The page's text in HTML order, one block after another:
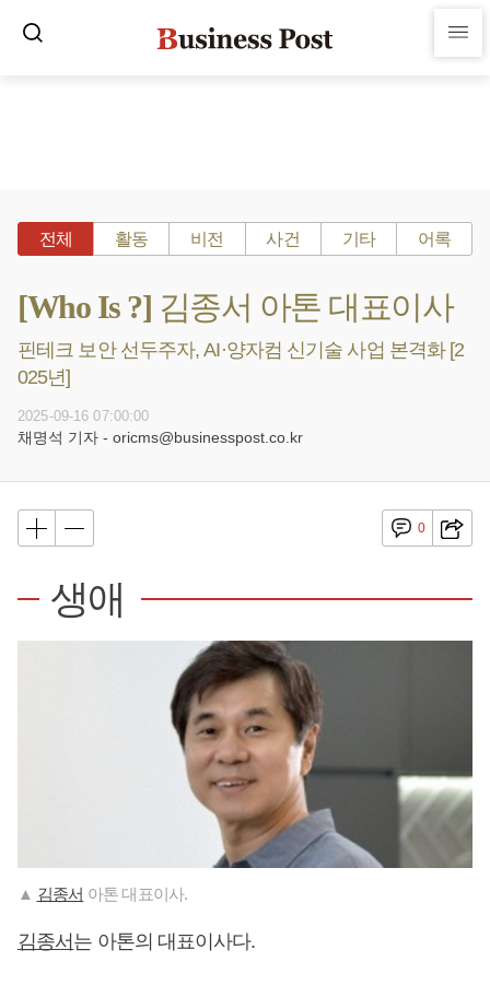
전체 활동 비전 사건 기타 어록
[Who Is ?] 김종서 아톤 대표이사
핀테크 보안 선두주자, AI·양자컴 신기술 사업 본격화 [2
025년]
2025-09-16 07:00:00
채명석 기자 - oricms@businesspost.co.kr
0
생애
▲ 김종서 아톤 대표이사.
김종서 는 아톤의 대표이사다.